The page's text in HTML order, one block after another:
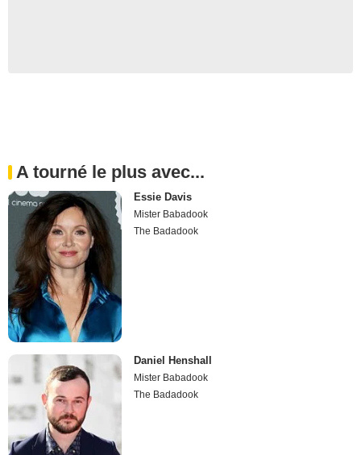
A tourné le plus avec...
Essie Davis
Mister Babadook
The Badadook
Daniel Henshall
Mister Babadook
The Badadook